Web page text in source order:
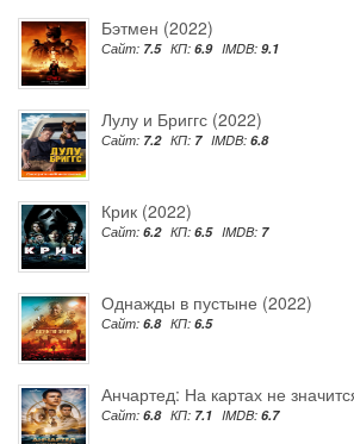
Бэтмен (2022)
Сайт: 7.5 КП: 6.9 IMDB: 9.1
Лулу и Бриггс (2022)
Сайт: 7.2 КП: 7 IMDB: 6.8
Крик (2022)
Сайт: 6.2 КП: 6.5 IMDB: 7
Однажды в пустыне (2022)
Сайт: 6.8 КП: 6.5
Анчартед: На картах не
Сайт: 6.8 КП: 7.1 IMDB: 6.7